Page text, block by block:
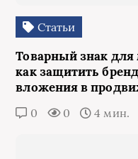
Статьи
Товарный знак для
как защитить
вложения в
0 0 4 мин.